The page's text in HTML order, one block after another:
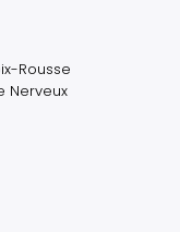
Rousse
Nerveux